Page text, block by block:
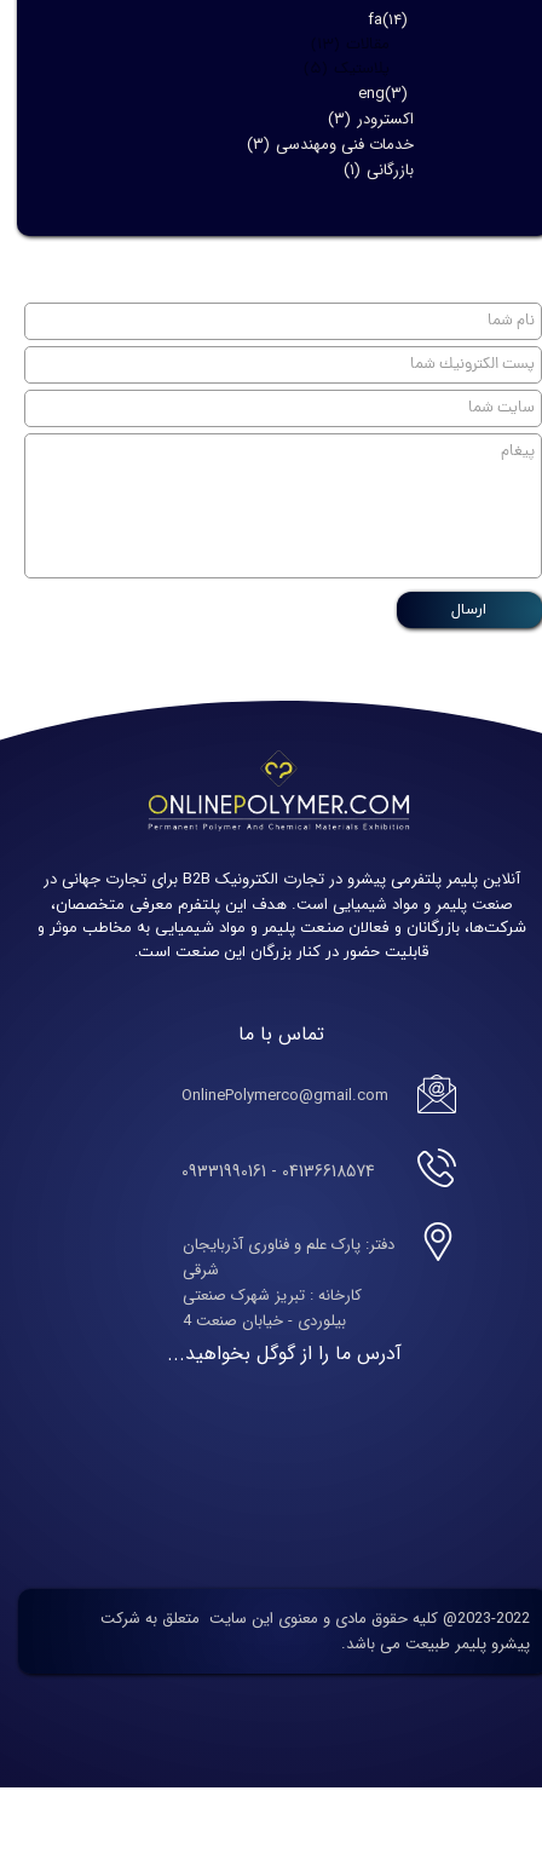
fa(۱۴)
مقالات
پلاستیک
eng(۳)
اکسترودر (۳)
خدمات فنی ومهندسی (۳)
بازرگانی (۱)
ارسال
2023-2022@ کلیه حقوق مادی و معنوی این سایت متعلق به شرکت
پیشرو پلیمر طبیعت می باشد.
آنلاین پلیمر پلتفرمی پیشرو در تجارت الکترونیک B2B برای تجارت جهانی در
صنعت پلیمر و مواد شیمیایی است.هدف این پلتفرم معرفی متخصصان،
شرکت‌ها، بازرگانان و فعالان صنعت پلیمر و مواد شیمیایی به مخاطب موثر و
قابلیت حضور در کنار بزرگان این صنعت است.
تماس با ما
OnlinePolymerco@gmail.com
04136618574 - 09331990161
دفتر: پارک علم و فناوری آذربایجان
شرقی
​​​​​​​کارخانه : تبریز شهرک صنعتی
بیلوردی - خیابان صنعت 4
آدرس ما را از گوگل بخواهید...